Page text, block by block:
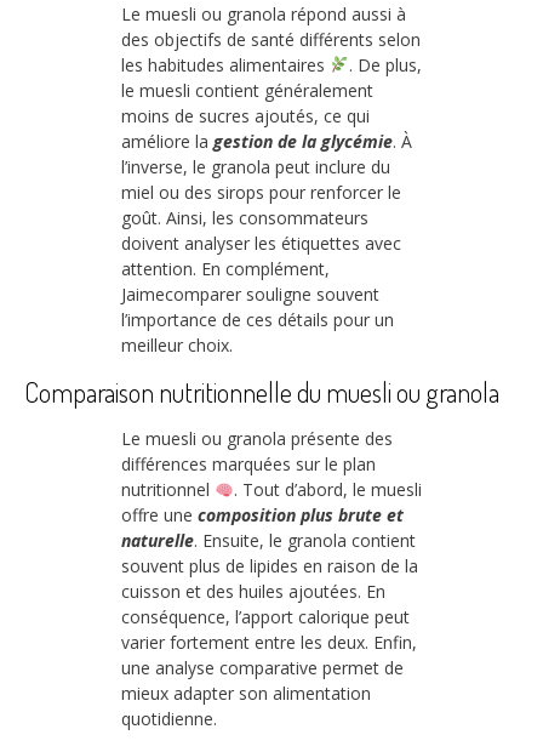
Le muesli ou granola répond aussi à
des objectifs de santé différents selon
les habitudes alimentaires
. De plus,
le muesli contient généralement
moins de sucres ajoutés, ce qui
améliore lagestion de la glycémie. À
l’inverse, le granola peut inclure du
miel ou des sirops pour renforcer le
goût. Ainsi, les consommateurs
doivent analyser les étiquettes avec
attention. En complément,
Jaimecomparer souligne souvent
l’importance de ces détails pour un
meilleur choix.
Comparaison nutritionnelle du muesli ou granola
Le muesli ou granola présente des
différences marquées sur le plan
nutritionnel
. Tout d’abord, le muesli
offre une composition plus brute et
naturelle. Ensuite, le granola contient
souvent plus de lipides en raison de la
cuisson et des huiles ajoutées. En
conséquence, l’apport calorique peut
varier fortement entre les deux. Enfin,
une analyse comparative permet de
mieux adapter son alimentation
quotidienne.